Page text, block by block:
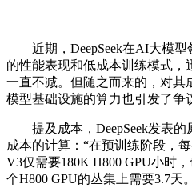
近期，DeepSeek在AI大模型
的性能表现和低成本训练模式
一直不减。但随之而来的，对其
模型基础设施的算力也引发了争
提及成本，DeepSeek发表的
成本的计算：“在预训练阶段，
V3仅需要180K H800 GPU小时
个H800 GPU的丛集上需要3.7天